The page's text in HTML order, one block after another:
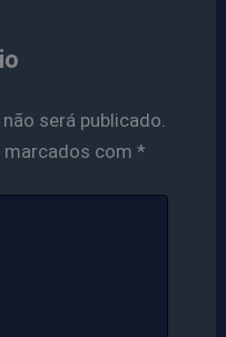
será publicado.
com *